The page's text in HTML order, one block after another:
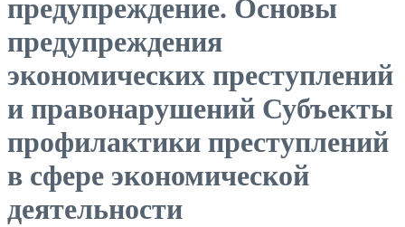
предупреждение. Основы
предупреждения
экономических преступлений
и правонарушений Субъекты
профилактики преступлений
в сфере экономической
деятельности